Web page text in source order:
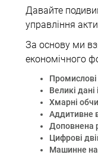
Давайте
управління
За основу ми
економічного
Великі дані
Хмарні
Аддитивне
Доповнена
Цифрові
Машинне